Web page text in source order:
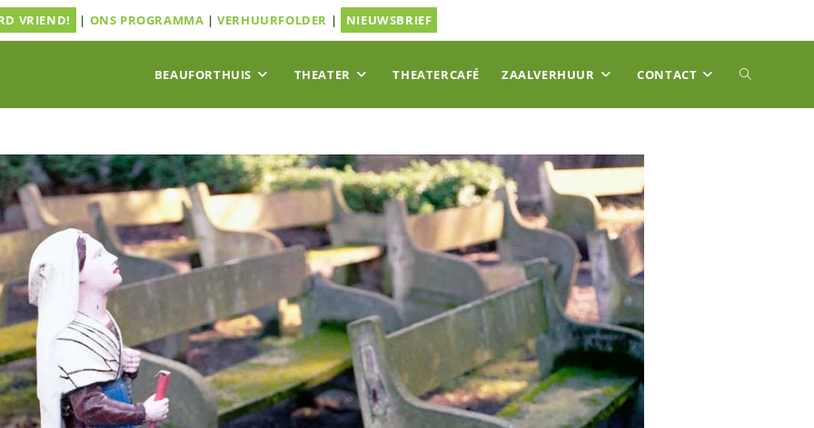
VRIEND! | ONS PROGRAMMA |VERHUURFOLDER | NIEUWSBRIEF
BEAUFORTHUIS THEATER THEATERCAFÉ ZAALVERHUUR CONTACT TOGGLE